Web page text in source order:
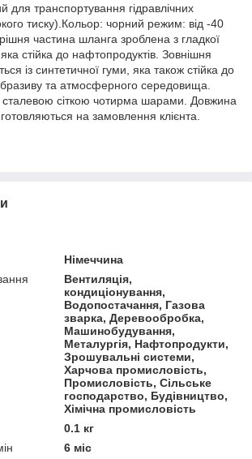
для транспортування гідравлічних
тиску).Кольор: чорний режим: від -40
частина шланга зроблена з гладкої
стійка до нафтопродуктів. Зовнішня
із синтетичної гуми, яка також стійка до
та атмосферного середовища.
сіткою чотирма шарами. Довжина
на замовлення клієнта.
Німеччина
Вентиляція,
кондиціонування,
Водопостачання, Газова
зварка, Деревообробка,
Машинобудування,
Металургія, Нафтопродукти,
Зрошувальні системи,
Харчова промисловість,
Промисловість, Сільське
господарство, Будівництво,
Хімічна промисловість
0.1 кг
6 міс